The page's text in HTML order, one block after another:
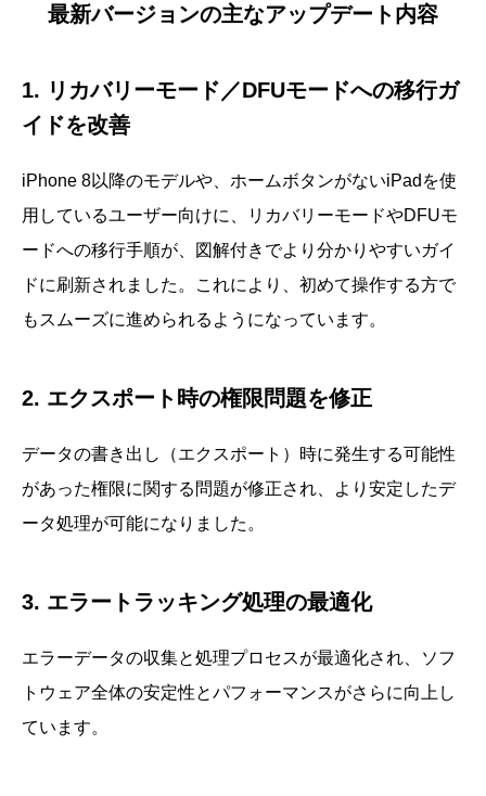
最新バージョンの主なアップデート内容
1. リカバリーモード／DFUモードへの移行ガ
イドを改善
iPhone 8以降のモデルや、ホームボタンがないiPadを使
用しているユーザー向けに、リカバリーモードやDFUモ
ードへの移行手順が、図解付きでより分かりやすいガイ
ドに刷新されました。これにより、初めて操作する方で
もスムーズに進められるようになっています。
2. エクスポート時の権限問題を修正
データの書き出し（エクスポート）時に発生する可能性
があった権限に関する問題が修正され、より安定したデ
ータ処理が可能になりました。
3. エラートラッキング処理の最適化
エラーデータの収集と処理プロセスが最適化され、ソフ
トウェア全体の安定性とパフォーマンスがさらに向上し
ています。